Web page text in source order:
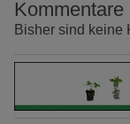
Kommentare
Bisher sind keine